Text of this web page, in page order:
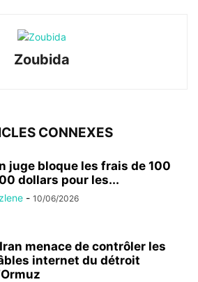
Zoubida
CONNEXES
juge bloque les frais de 100
dollars pour les...
- 10/06/2026
menace de contrôler les
internet du détroit